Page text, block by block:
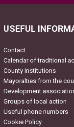
USEFUL
Contact
Calendar of traditional
County Institutions
Mayoralties from the
Development
Groups of local action
Useful phone numbers
Cookie Policy